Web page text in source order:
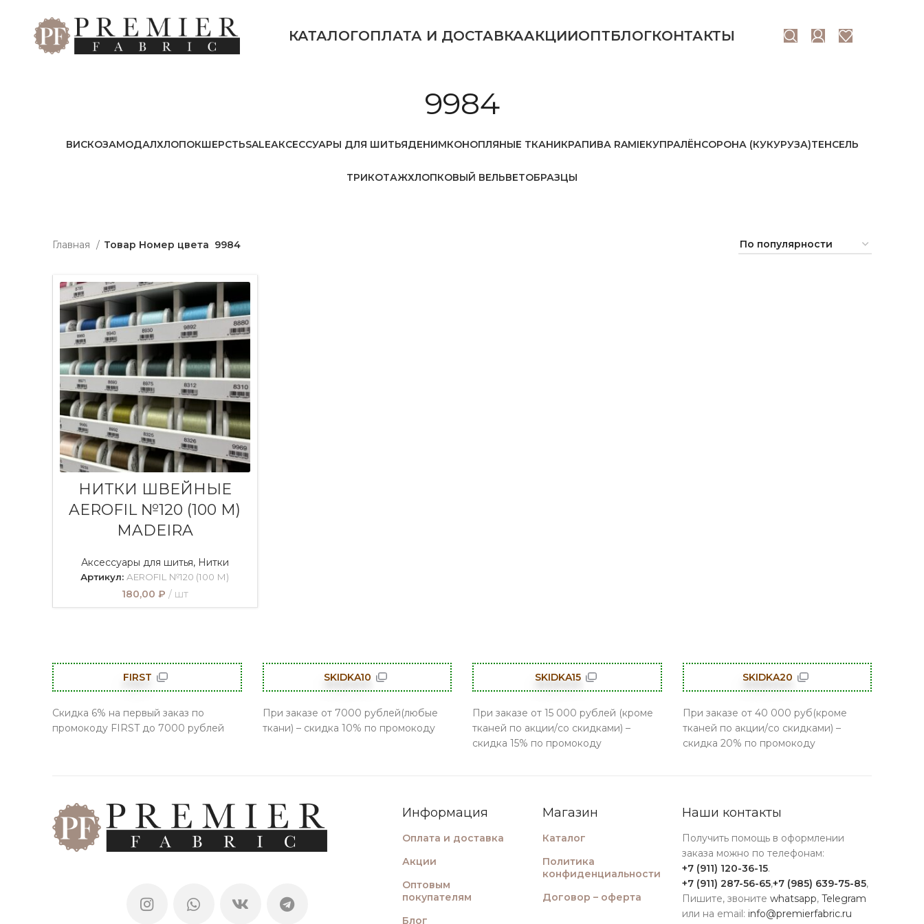
КАТАЛОГОПЛАТА И ДОСТАВКААКЦИИОПТБЛОГКОНТАКТЫ
9984
ВИСКОЗАМОДАЛХЛОПОКШЕРСТЬSALEАКСЕССУАРЫ ДЛЯ ШИТЬЯДЕНИМКОНОПЛЯНЫЕ ТКАНИКРАПИВА RAMIEКУПРАЛЁНСОРОНА (КУКУРУЗА)ТЕНСЕЛЬ
ТРИКОТАЖХЛОПКОВЫЙ ВЕЛЬВЕТОБРАЗЦЫ
Главная Товар Номер цвета 9984
ВЫБЕРИТЕ ПАРАМЕТРЫ
НИТКИ ШВЕЙНЫЕ
AEROFIL №120 (100 М)
MADEIRA
Аксессуары для шитья, Нитки
Артикул:AEROFIL №120 (100 М)
180,00 ₽ шт
FIRST
Скидка 6% на первый заказ по
промокоду FIRST до 7000 рублей
SKIDKA10
При заказе от 7000 рублей(любые
ткани) – скидка 10% по промокоду
SKIDKA15
При заказе от 15 000 рублей (кроме
тканей по акции/со скидками) –
скидка 15% по промокоду
SKIDKA20
При заказе от 40 000 руб(кроме
тканей по акции/со скидками) –
скидка 20% по промокоду
Информация
Оплата и доставка
Акции
Оптовым
покупателям
Блог
Магазин
Каталог
Политика
конфиденциальности
Договор – оферта
Наши контакты
Получить помощь в оформлении
заказа можно по телефонам:
+7 (911) 120-36-15.
+7 (911) 287-56-65,+7 (985) 639-75-85,
Пишите, звонитеwhatsapp,Telegram
или на email: info@premierfabric.ru